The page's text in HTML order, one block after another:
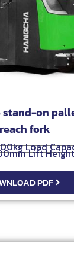
stand-on
reach fork
Load
Lift Height
PDF